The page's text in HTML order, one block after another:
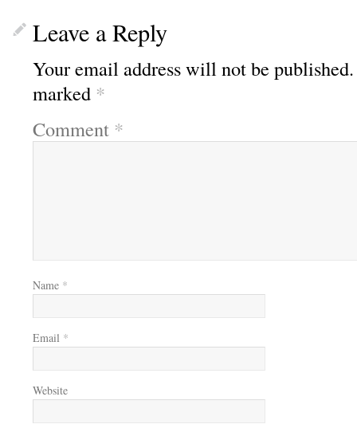
Leave a Reply
Your email address will not be published.
marked *
Comment *
Name *
Email *
Website